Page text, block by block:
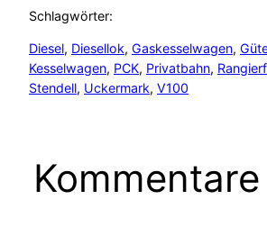
Schlagwörter:
Diesel, Diesellok, Gaskesselwagen,
Kesselwagen, PCK, Privatbahn,
Stendell, Uckermark, V100
Kommentare